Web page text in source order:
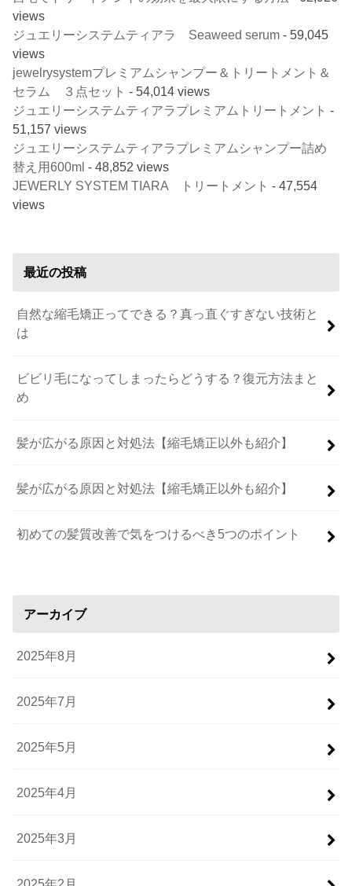
views
ジュエリーシステムティアラ Seaweed serum - 59,045
views
jewelrysystemプレミアムシャンプー＆トリートメント＆
セラム ３点セット - 54,014 views
ジュエリーシステムティアラプレミアムトリートメント -
51,157 views
ジュエリーシステムティアラプレミアムシャンプー詰め
替え用600ml - 48,852 views
JEWERLY SYSTEM TIARA トリートメント - 47,554
views
最近の投稿
自然な縮毛矯正ってできる？真っ直ぐすぎない技術と
は
ビビリ毛になってしまったらどうする？復元方法まと
め
髪が広がる原因と対処法【縮毛矯正以外も紹介】
髪が広がる原因と対処法【縮毛矯正以外も紹介】
初めての髪質改善で気をつけるべき5つのポイント
アーカイブ
2025年8月
2025年7月
2025年5月
2025年4月
2025年3月